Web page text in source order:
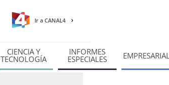
Ir a CANAL4
CIENCIA Y
TECNOLOGÍA
INFORMES
ESPECIALES